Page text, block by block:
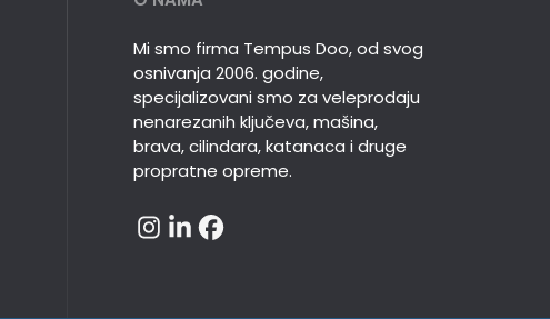
Mi smo firma Tempus Doo, od svog
osnivanja 2006. godine,
specijalizovani smo za veleprodaju
nenarezanih ključeva, mašina,
brava, cilindara, katanaca i druge
propratne opreme.